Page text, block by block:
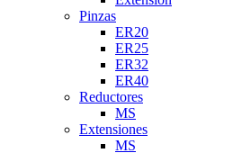
Pinzas
ER20
ER25
ER32
ER40
Reductores
MS
Extensiones
MS